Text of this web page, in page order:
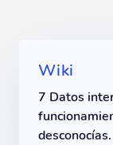
Wiki
7 Datos
desconocías.